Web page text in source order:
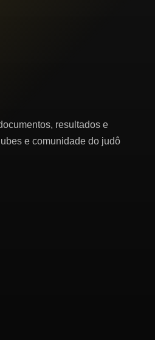
resultados e
e comunidade do judô